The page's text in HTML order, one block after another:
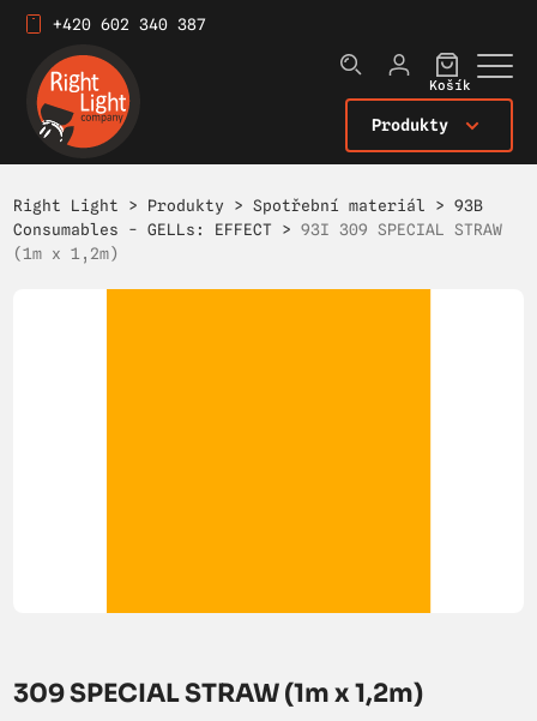
+420 602 340 387
Produkty
Košík
Right Light > Produkty >Spotřební materiál >93B
Consumables - GELLs: EFFECT >93I 309 SPECIAL STRAW
(1m x 1,2m)
309 SPECIAL STRAW (1m x 1,2m)